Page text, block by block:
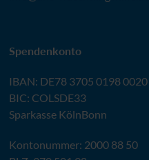
Spendenkonto
IBAN: DE78 3705 0198
BIC: COLSDE33
Sparkasse KölnBonn
Kontonummer: 2000 88 50